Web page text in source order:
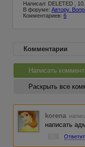
Написал: DELETED ,
В форуме: Автору.
Комментариев: 6
Комментарии
Написать
Раскрыть все
korena
написать